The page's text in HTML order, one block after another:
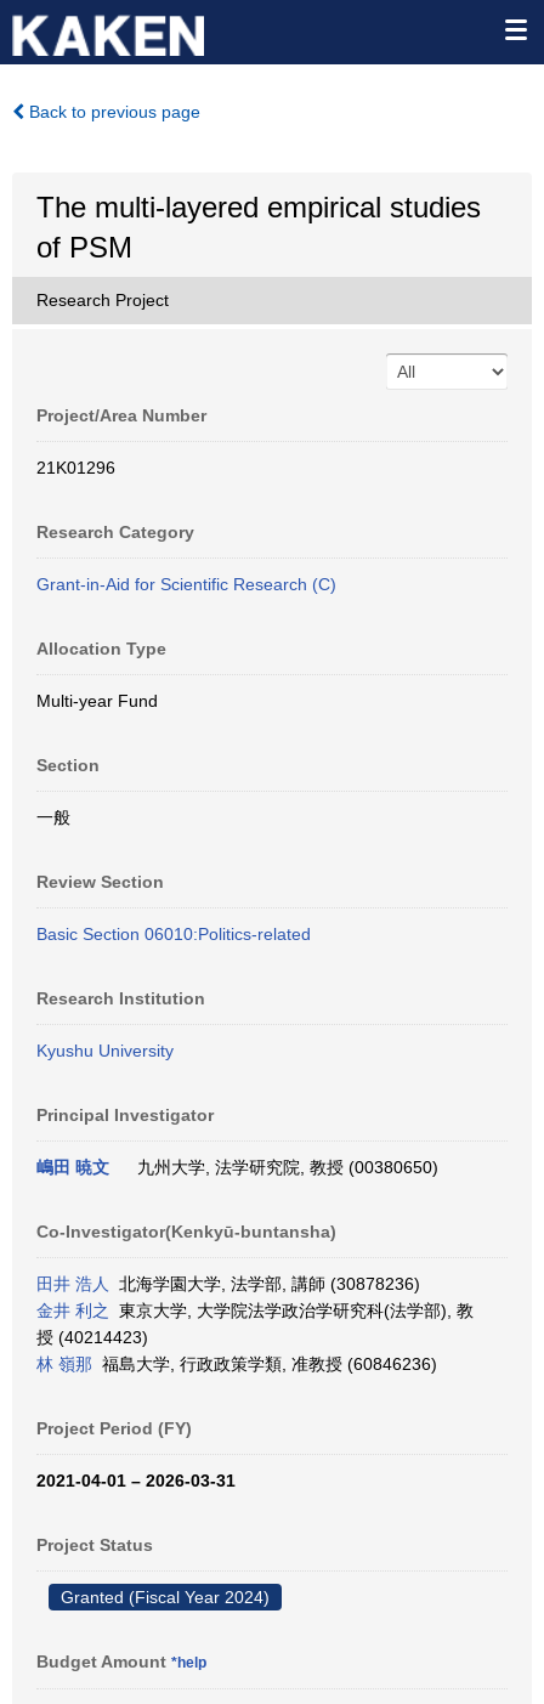
Back to previous page
The multi-layered empirical studies
of PSM
Research Project
Project/Area Number
21K01296
Research Category
Grant-in-Aid for Scientific Research (C)
Allocation Type
Multi-year Fund
Section
一般
Review Section
Basic Section 06010:Politics-related
Research Institution
Kyushu University
Principal Investigator
嶋田 暁文 九州大学, 法学研究院, 教授 (00380650)
Co-Investigator(Kenkyū-buntansha)
田井 浩人
北海学園大学, 法学部, 講師 (30878236)
金井 利之
東京大学, 大学院法学政治学研究科(法学部), 教
授 (40214423)
林 嶺那 福島大学, 行政政策学類, 准教授 (60846236)
Project Period (FY)
2021-04-01 – 2026-03-31
Project Status
Granted (Fiscal Year 2024)
Budget Amount *help